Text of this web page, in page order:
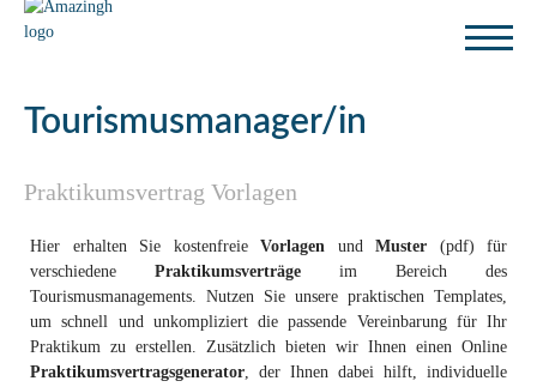
Tourismusmanager/in
Praktikumsvertrag Vorlagen
Hier erhalten Sie kostenfreie Vorlagen und Muster (pdf) für
verschiedene Praktikumsverträge im Bereich des
Tourismusmanagements. Nutzen Sie unsere praktischen Templates,
um schnell und unkompliziert die passende Vereinbarung für Ihr
Praktikum zu erstellen. Zusätzlich bieten wir Ihnen einen Online
Praktikumsvertragsgenerator, der Ihnen dabei hilft, individuelle